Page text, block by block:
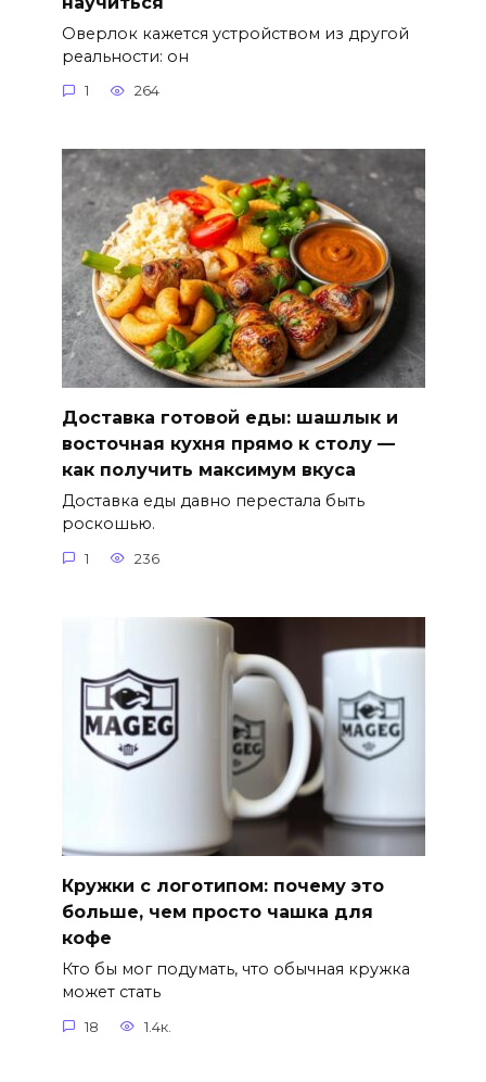
Оверлок кажется устройством из другой
реальности: он
1 264
Доставка готовой еды: шашлык и
восточная кухня прямо к столу —
как получить максимум вкуса
Доставка еды давно перестала быть
роскошью.
1 236
Кружки с логотипом: почему это
больше, чем просто чашка для
кофе
Кто бы мог подумать, что обычная кружка
может стать
18 1.4к.